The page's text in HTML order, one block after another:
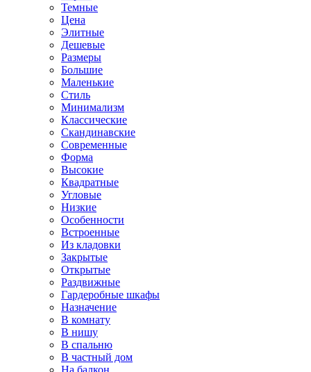
Темные
Цена
Элитные
Дешевые
Размеры
Большие
Маленькие
Стиль
Минимализм
Классические
Скандинавские
Современные
Форма
Высокие
Квадратные
Угловые
Низкие
Особенности
Встроенные
Из кладовки
Закрытые
Открытые
Раздвижные
Гардеробные шкафы
Назначение
В комнату
В нишу
В спальню
В частный дом
На балкон